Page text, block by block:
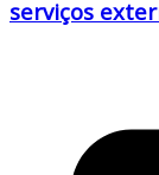
serviços